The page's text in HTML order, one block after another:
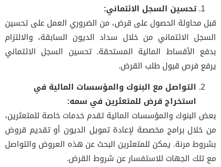
تحسين السجل الائتماني:
قبل محاولة الحصول على قرض، من الضروري العمل على تحسين
السجل الائتماني من خلال سداد الديون السابقة، والالتزام
بدفع الأقساط المالية المستحقة. تحسين السجل الائتماني
يرفع فرص قبول طلب القرض.
التواصل مع البنوك والمؤسسات المالية في
استخراج قرض للمتعثرين في سمه:
بعض البنوك والمؤسسات المالية تقدم خدمات خاصة للمتعثرين،
من خلال برامج مخصصة لإعادة تمويل الديون أو تقديم قروض
بشروط مرنة. يمكن للمتعثرين البحث عن هذه العروض والتواصل
مع تلك الجهات للاستفسار عن شروط القرض.